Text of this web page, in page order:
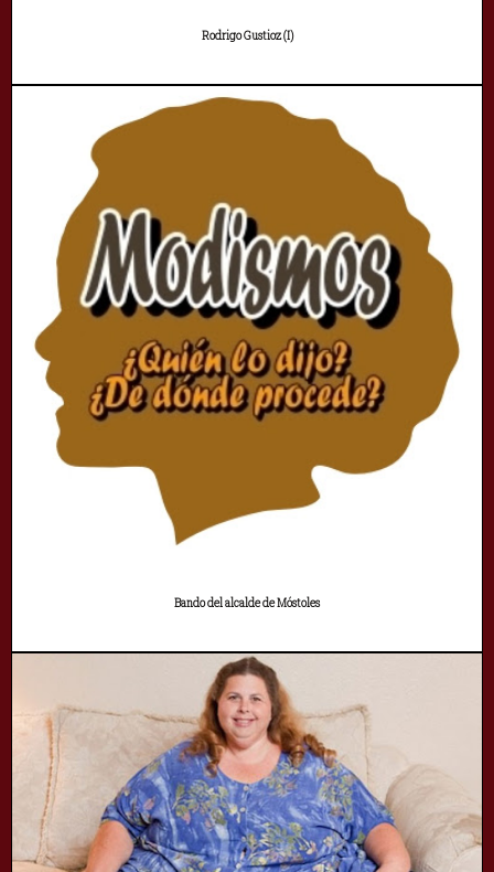
Rodrigo Gustioz (I)
Bando del alcalde de Móstoles